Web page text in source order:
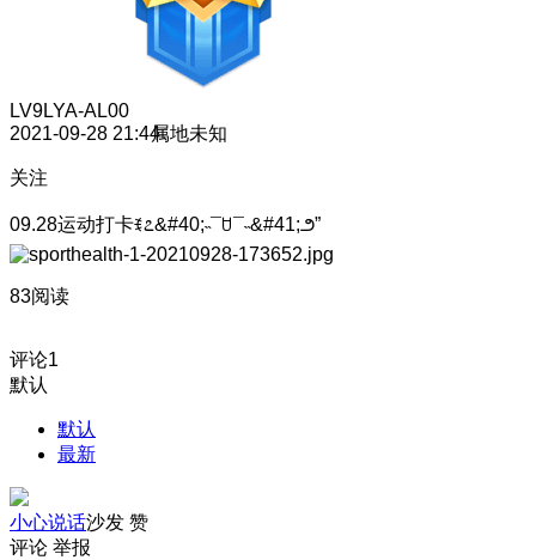
LV9LYA-AL00
2021-09-28 21:44属地未知
关注
09.28运动打卡ꉂ೭&#40;˵¯ꇴ¯˵&#41;౨”
83阅读
评论1
默认
默认
最新
小心说话沙发 赞
评论 举报